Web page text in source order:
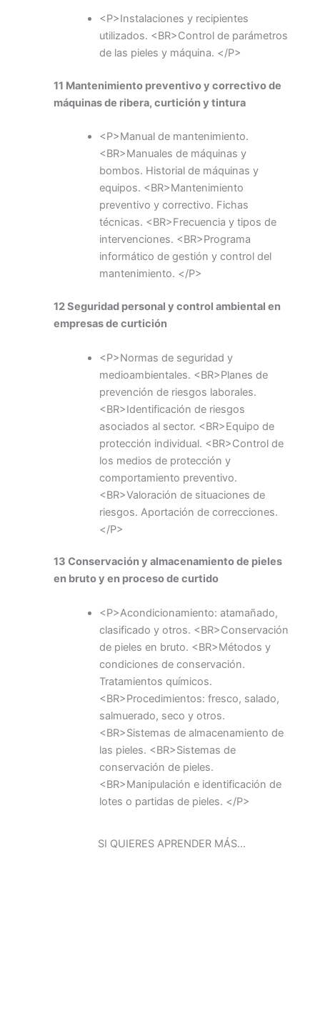
<P>Instalaciones y recipientes
utilizados. <BR>Control de parámetros
de las pieles y máquina. </P>
11 Mantenimiento preventivo y correctivo de
máquinas de ribera, curtición y tintura
<P>Manual de mantenimiento.
<BR>Manuales de máquinas y
bombos. Historial de máquinas y
equipos. <BR>Mantenimiento
preventivo y correctivo. Fichas
técnicas. <BR>Frecuencia y tipos de
intervenciones. <BR>Programa
informático de gestión y control del
mantenimiento. </P>
12 Seguridad personal y control ambiental en
empresas de curtición
<P>Normas de seguridad y
medioambientales. <BR>Planes de
prevención de riesgos laborales.
<BR>Identificación de riesgos
asociados al sector. <BR>Equipo de
protección individual. <BR>Control de
los medios de protección y
comportamiento preventivo.
<BR>Valoración de situaciones de
riesgos. Aportación de correcciones.
</P>
13 Conservación y almacenamiento de pieles
en bruto y en proceso de curtido
<P>Acondicionamiento: atamañado,
clasificado y otros. <BR>Conservación
de pieles en bruto. <BR>Métodos y
condiciones de conservación.
Tratamientos químicos.
<BR>Procedimientos: fresco, salado,
salmuerado, seco y otros.
<BR>Sistemas de almacenamiento de
las pieles. <BR>Sistemas de
conservación de pieles.
<BR>Manipulación e identificación de
lotes o partidas de pieles. </P>
SI QUIERES APRENDER MÁS…